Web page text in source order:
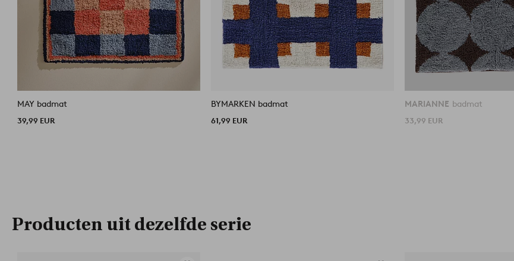
MAY badmat
39,99 EUR
BYMARKEN badmat
61,99 EUR
MARIANNE badmat
33,99 EUR
Producten uit dezelfde serie